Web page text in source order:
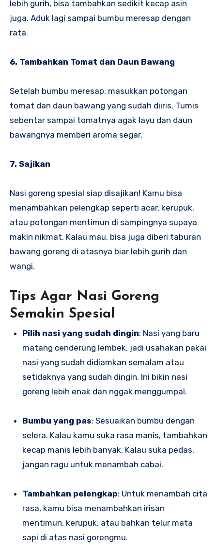
lebih gurih, bisa tambahkan sedikit kecap asin
juga. Aduk lagi sampai bumbu meresap dengan
rata.
6. Tambahkan Tomat dan Daun Bawang
Setelah bumbu meresap, masukkan potongan
tomat dan daun bawang yang sudah diiris. Tumis
sebentar sampai tomatnya agak layu dan daun
bawangnya memberi aroma segar.
7. Sajikan
Nasi goreng spesial siap disajikan! Kamu bisa
menambahkan pelengkap seperti acar, kerupuk,
atau potongan mentimun di sampingnya supaya
makin nikmat. Kalau mau, bisa juga diberi taburan
bawang goreng di atasnya biar lebih gurih dan
wangi.
Tips Agar Nasi Goreng
Semakin Spesial
Pilih nasi yang sudah dingin: Nasi yang baru
matang cenderung lembek, jadi usahakan pakai
nasi yang sudah didiamkan semalam atau
setidaknya yang sudah dingin. Ini bikin nasi
goreng lebih enak dan nggak menggumpal.
Bumbu yang pas: Sesuaikan bumbu dengan
selera. Kalau kamu suka rasa manis, tambahkan
kecap manis lebih banyak. Kalau suka pedas,
jangan ragu untuk menambah cabai.
Tambahkan pelengkap: Untuk menambah cita
rasa, kamu bisa menambahkan irisan
mentimun, kerupuk, atau bahkan telur mata
sapi di atas nasi gorengmu.